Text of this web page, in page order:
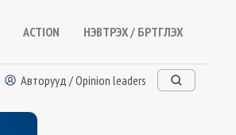
ACTION НЭВТРЭХ / БҮРТГҮҮЛЭХ
Авторууд / Opinion leaders